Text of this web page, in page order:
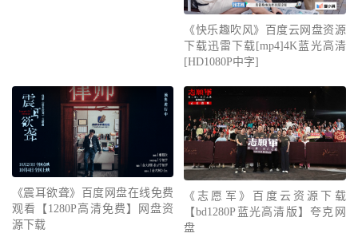
《快乐趣吹风》百度云网盘资源
下载迅雷下载[mp4]4K蓝光高清
[HD1080P中字]
《震耳欲聋》百度网盘在线免费
观看【1280P高清免费】网盘资
源下载
《志愿军》百度云资源下载
【bd1280P蓝光高清版】夸克网
盘